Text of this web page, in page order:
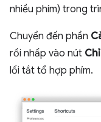
nhiều phím) trong
Chuyển đến phần
rồi nhấp vào nút
lối tắt tổ hợp phím.